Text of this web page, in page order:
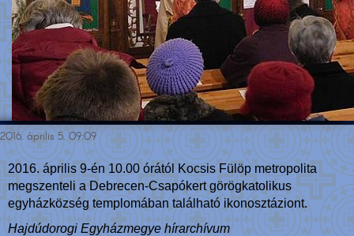
2016. április 5. 09:09
2016. április 9-én 10.00 órától Kocsis Fülöp metropolita
megszenteli a Debrecen-Csapókert görögkatolikus
egyházközség templomában található ikonosztáziont.
Hajdúdorogi Egyházmegye hírarchívum